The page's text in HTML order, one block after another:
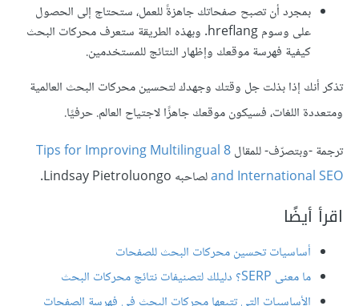
بمجرد أن تصبح صفحاتك جاهزةً للعمل، ستحتاج إلى الحصول
على وسوم hreflang. وبهذه الطريقة ستعرف محركات البحث
كيفية فهرسة موقعك وإظهار النتائج للمستخدمين.
تذكر أنك إذا بذلت جل وقتك وجهدك لتحسين محركات البحث العالمية
ومتعددة اللغات، فسيكون موقعك جاهزًا لاجتياح العالم. حرفيًا.
ترجمة -وبتصرّف- للمقال
8 Tips for Improving Multilingual
and International SEOلصاحبه Lindsay Pietroluongo.
اقرأ أيضًا
أساسيات تحسين محركات البحث للصفحات
ما معنى SERP؟ دليلك لتصنيفات نتائج محركات البحث